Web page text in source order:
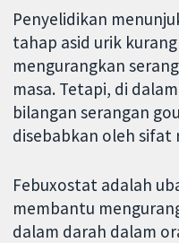
Penyelidikan
tahap asid urik
mengurangkan
masa. Tetapi, di
bilangan serangan
disebabkan oleh
Febuxostat adalah
membantu
dalam darah dalam